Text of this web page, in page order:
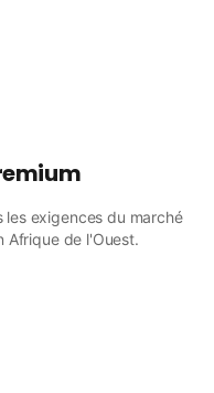
les exigences du marché
Afrique de l'Ouest.